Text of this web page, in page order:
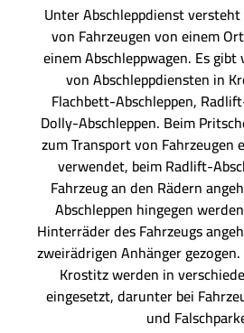
Unter Abschleppdienst
von Fahrzeugen von einem
einem Abschleppwagen. Es
von Abschleppdiensten in
Flachbett-Abschleppen,
Dolly-Abschleppen. Beim
zum Transport von Fahrzeugen
verwendet, beim Radlift-
Fahrzeug an den Rädern
Abschleppen hingegen
Hinterräder des Fahrzeugs
zweirädrigen Anhänger
Krostitz werden in
eingesetzt, darunter bei
und